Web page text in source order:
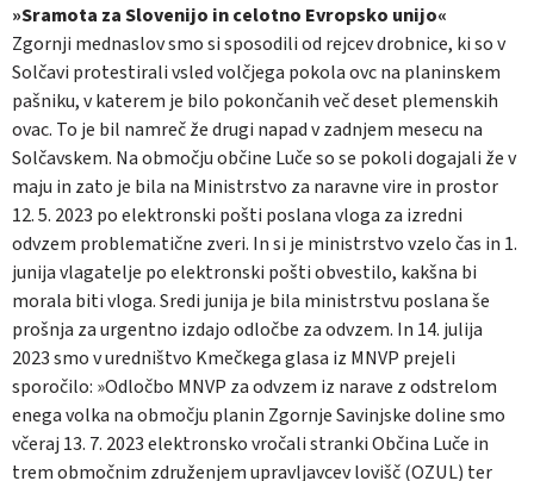
»Sramota za Slovenijo in celotno Evropsko unijo«
Zgornji mednaslov smo si sposodili od rejcev drobnice, ki so v
Solčavi protestirali vsled volčjega pokola ovc na planinskem
pašniku, v katerem je bilo pokončanih več deset plemenskih
ovac. To je bil namreč že drugi napad v zadnjem mesecu na
Solčavskem. Na območju občine Luče so se pokoli dogajali že v
maju in zato je bila na Ministrstvo za naravne vire in prostor
12. 5. 2023 po elektronski pošti poslana vloga za izredni
odvzem problematične zveri. In si je ministrstvo vzelo čas in 1.
junija vlagatelje po elektronski pošti obvestilo, kakšna bi
morala biti vloga. Sredi junija je bila ministrstvu poslana še
prošnja za urgentno izdajo odločbe za odvzem. In 14. julija
2023 smo v uredništvo Kmečkega glasa iz MNVP prejeli
sporočilo: »Odločbo MNVP za odvzem iz narave z odstrelom
enega volka na območju planin Zgornje Savinjske doline smo
včeraj 13. 7. 2023 elektronsko vročali stranki Občina Luče in
trem območnim združenjem upravljavcev lovišč (OZUL) ter